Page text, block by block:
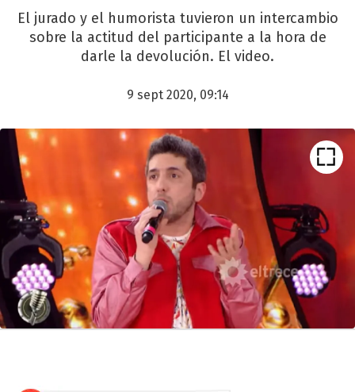
El jurado y el humorista tuvieron un intercambio
sobre la actitud del participante a la hora de
darle la devolución. El video.
9 sept 2020, 09:14